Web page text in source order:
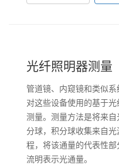
光纤照明器测量
管道镜、内窥镜和类似
对这些设备使用的基于
测量。测量方法是将来
分球，积分球收集来自
程，将该通量的代表性
流明表示光通量。